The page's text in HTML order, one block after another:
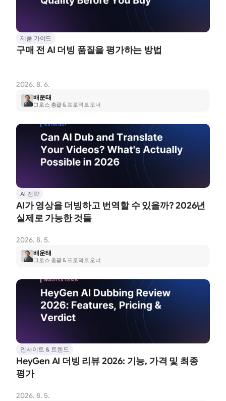
제품 가이드
구매 전 AI 더빙 품질을 평가하는 방법
2026. 8. 6.
배운태
그로스 총괄 & 프로덕트 오너
AI 전략
AI가 영상을 더빙하고 번역할 수 있을까? 2026년
실제로 가능한 것들
2026. 8. 5.
배운태
그로스 총괄 & 프로덕트 오너
인사이트 & 트렌드
HeyGen AI 더빙 리뷰 2026: 기능, 가격 및 최종
평가
2026. 8. 5.